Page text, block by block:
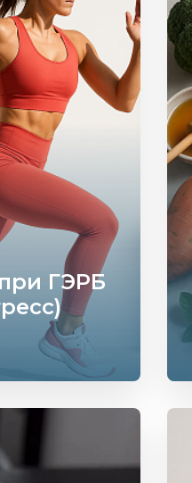
ГЭРБ